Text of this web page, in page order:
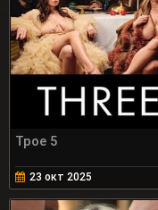
Трое 5
23 окт 2025